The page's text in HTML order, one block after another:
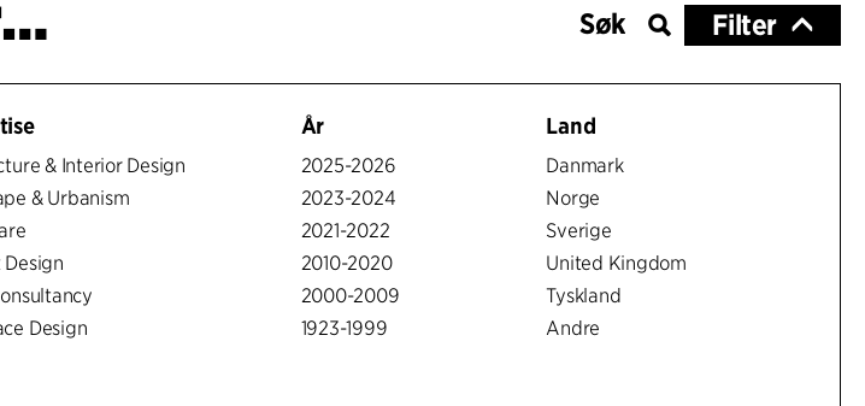
Prosjekter | Kontor & Forretningsvirksomhet Filter
& Interior Design
& Urbanism
Design
År
2025-2026
2023-2024
2021-2022
2010-2020
2000-2009
1923-1999
Land
Danmark
Norge
Sverige
United Kingdom
Tyskland
Andre